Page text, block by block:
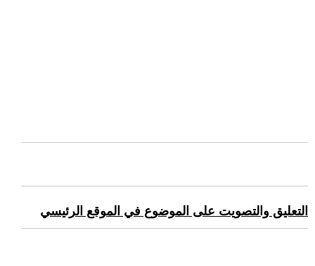
التعليق والتصويت على الموضوع في الموقع الرئيسي